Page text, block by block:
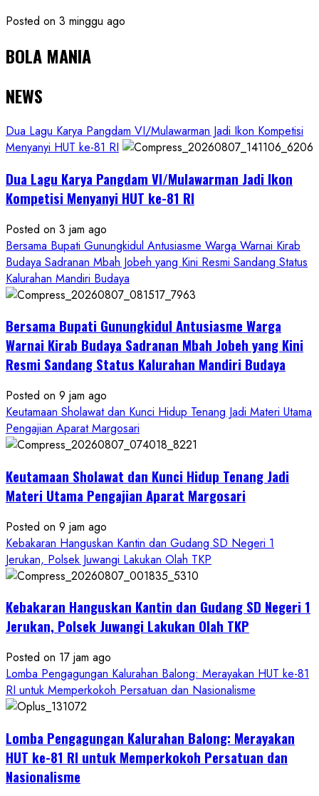
Posted on 3 minggu ago
BOLA MANIA
NEWS
Dua Lagu Karya Pangdam VI/Mulawarman Jadi Ikon Kompetisi
Menyanyi HUT ke-81 RI
Dua Lagu Karya Pangdam VI/Mulawarman Jadi Ikon
Kompetisi Menyanyi HUT ke-81 RI
Posted on 3 jam ago
Bersama Bupati Gunungkidul Antusiasme Warga Warnai Kirab
Budaya Sadranan Mbah Jobeh yang Kini Resmi Sandang Status
Kalurahan Mandiri Budaya
Bersama Bupati Gunungkidul Antusiasme Warga
Warnai Kirab Budaya Sadranan Mbah Jobeh yang Kini
Resmi Sandang Status Kalurahan Mandiri Budaya
Posted on 9 jam ago
Keutamaan Sholawat dan Kunci Hidup Tenang Jadi Materi Utama
Pengajian Aparat Margosari
Keutamaan Sholawat dan Kunci Hidup Tenang Jadi
Materi Utama Pengajian Aparat Margosari
Posted on 9 jam ago
Kebakaran Hanguskan Kantin dan Gudang SD Negeri 1
Jerukan, Polsek Juwangi Lakukan Olah TKP
Kebakaran Hanguskan Kantin dan Gudang SD Negeri 1
Jerukan, Polsek Juwangi Lakukan Olah TKP
Posted on 17 jam ago
Lomba Pengagungan Kalurahan Balong: Merayakan HUT ke-81
RI untuk Memperkokoh Persatuan dan Nasionalisme
Lomba Pengagungan Kalurahan Balong: Merayakan
HUT ke-81 RI untuk Memperkokoh Persatuan dan
Nasionalisme